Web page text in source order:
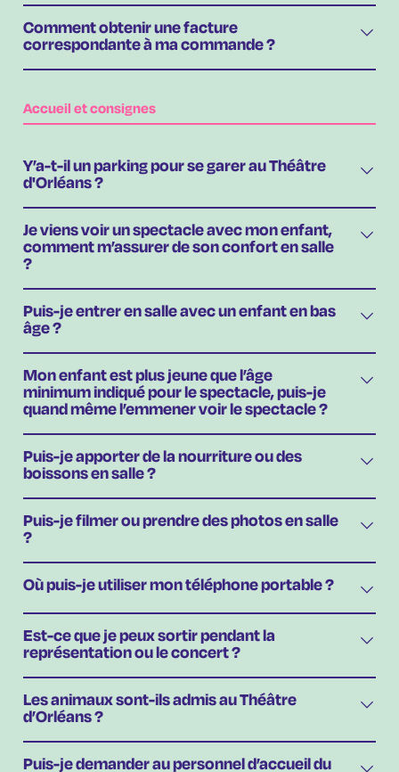
Comment obtenir une facture
correspondante à ma commande ?
Accueil et consignes
Y’a-t-il un parking pour se garer au Théâtre
d'Orléans ?
Je viens voir un spectacle avec mon enfant,
comment m’assurer de son confort en salle
?
Puis-je entrer en salle avec un enfant en bas
âge ?
Mon enfant est plus jeune que l’âge
minimum indiqué pour le spectacle, puis-je
quand même l’emmener voir le spectacle ?
Puis-je apporter de la nourriture ou des
boissons en salle ?
Puis-je filmer ou prendre des photos en salle
?
Où puis-je utiliser mon téléphone portable ?
Est-ce que je peux sortir pendant la
représentation ou le concert ?
Les animaux sont-ils admis au Théâtre
d’Orléans ?
Puis-je demander au personnel d’accueil du